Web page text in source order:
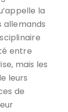
la
allemands
entre
mais les
leurs
de